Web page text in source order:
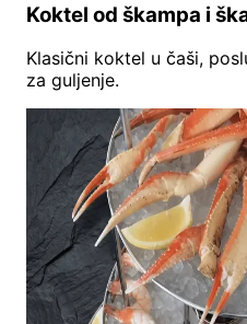
Koktel od škampa i
Klasični koktel u čaši,
za guljenje.